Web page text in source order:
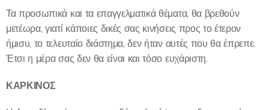
Τα προσωπικά και τα επαγγελματικά θέματα, θα βρεθούν
μετέωρα, γιατί κάποιες δικές σας κινήσεις προς το έτερον
ήμισυ, το τελευταίο διάστημα, δεν ήταν αυτές που θα έπρεπε.
Έτσι η μέρα σας δεν θα είναι και τόσο ευχάριστη.
ΚΑΡΚΙΝΟΣ